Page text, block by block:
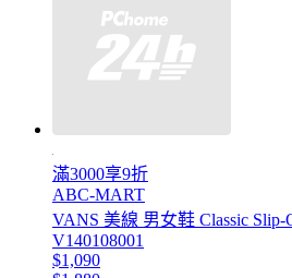
滿3000享9折
ABC-MART
VANS 美線 男女鞋 Classic
V140108001
$1,090